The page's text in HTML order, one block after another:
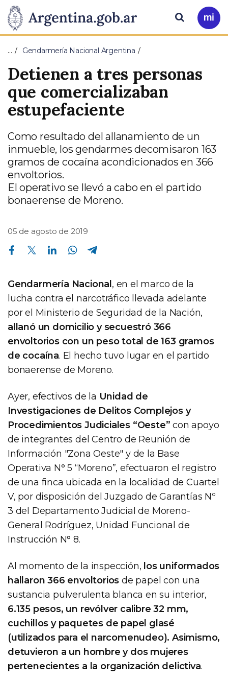
Presidencia
de
la
Nación
Pasar al contenido principal
Ir
a
Buscar
… Gendarmería Nacional Argentina
Detienen a tres personas
que comercializaban
estupefaciente
Como resultado del allanamiento de un
inmueble, los gendarmes decomisaron 163
gramos de cocaína acondicionados en 366
envoltorios.
El operativo se llevó a cabo en el partido
bonaerense de Moreno.
05 de agosto de 2019
Compartir en Facebook Compartir en Twitter Compartir en Linkedin Compartir en Whatsapp
Gendarmería Nacional , en el marco de la
lucha contra el narcotráfico llevada adelante
por el Ministerio de Seguridad de la Nación,
allanó un domicilio y secuestró 366
envoltorios con un peso total de 163 gramos
de cocaína. El hecho tuvo lugar en el partido
bonaerense de Moreno.
Ayer, efectivos de la Unidad de
Investigaciones de Delitos Complejos y
Procedimientos Judiciales “Oeste” con apoyo
de integrantes del Centro de Reunión de
Información "Zona Oeste" y de la Base
Operativa N° 5 “Moreno”, efectuaron el registro
de una finca ubicada en la localidad de Cuartel
V, por disposición del Juzgado de Garantías Nº
3 del Departamento Judicial de Moreno-
General Rodríguez, Unidad Funcional de
Instrucción N° 8.
Al momento de la inspección, los uniformados
hallaron 366 envoltorios de papel con una
sustancia pulverulenta blanca en su interior,
6.135 pesos, un revólver calibre 32 mm,
cuchillos y paquetes de papel glasé
(utilizados para el narcomenudeo). Asimismo,
detuvieron a un hombre y dos mujeres
pertenecientes a la organización delictiva.